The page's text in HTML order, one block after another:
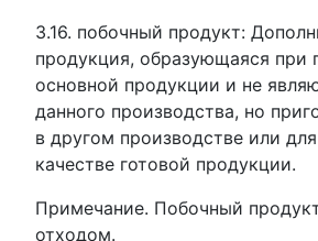
3.16. побочный продукт:
продукция, образующаяся при
основной продукции и не
данного производства, но
в другом производстве или
качестве готовой продукции.
Примечание. Побочный
отходом.